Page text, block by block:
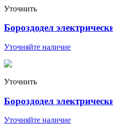
Уточнить
Бороздодел
Уточняйте наличие
Уточнить
Бороздодел
Уточняйте наличие